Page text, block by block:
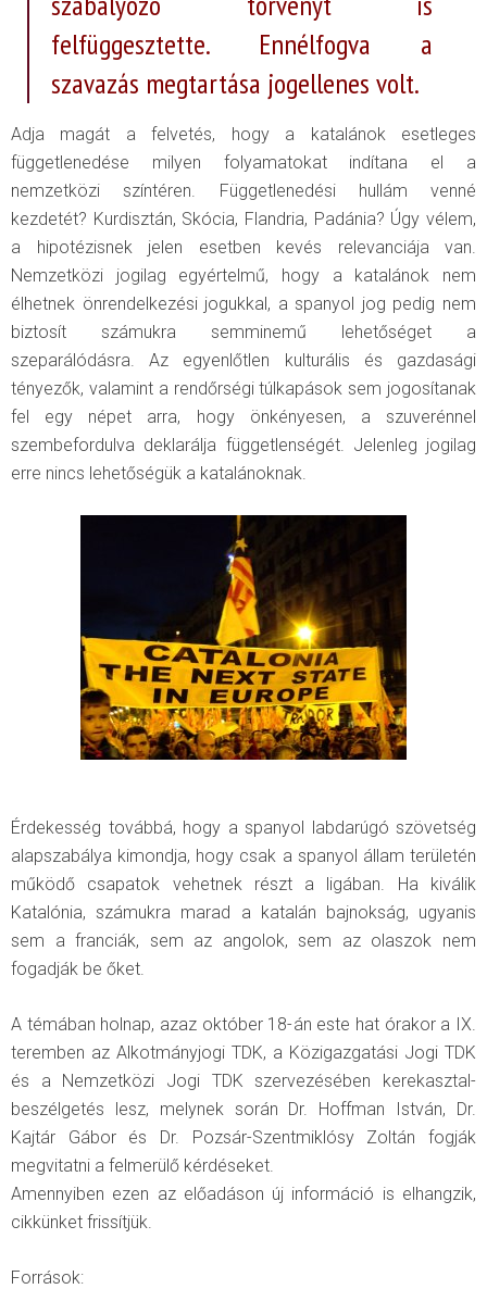
felfüggesztette. Ennélfogva a
szavazás megtartása jogellenes volt.
Adja magát a felvetés, hogy a katalánok esetleges
függetlenedése milyen folyamatokat indítana el a
nemzetközi színtéren. Függetlenedési hullám venné
kezdetét? Kurdisztán, Skócia, Flandria, Padánia? Úgy vélem,
a hipotézisnek jelen esetben kevés relevanciája van.
Nemzetközi jogilag egyértelmű, hogy a katalánok nem
élhetnek önrendelkezési jogukkal, a spanyol jog pedig nem
biztosít számukra semminemű lehetőséget a
szeparálódásra. Az egyenlőtlen kulturális és gazdasági
tényezők, valamint a rendőrségi túlkapások sem jogosítanak
fel egy népet arra, hogy önkényesen, a szuverénnel
szembefordulva deklarálja függetlenségét. Jelenleg jogilag
erre nincs lehetőségük a katalánoknak.
Érdekesség továbbá, hogy a spanyol labdarúgó szövetség
alapszabálya kimondja, hogy csak a spanyol állam területén
működő csapatok vehetnek részt a ligában. Ha kiválik
Katalónia, számukra marad a katalán bajnokság, ugyanis
sem a franciák, sem az angolok, sem az olaszok nem
fogadják be őket.
A témában holnap, azaz október 18-án este hat órakor a IX.
teremben az Alkotmányjogi TDK, a Közigazgatási Jogi TDK
és a Nemzetközi Jogi TDK szervezésében kerekasztal-
beszélgetés lesz, melynek során Dr. Hoffman István, Dr.
Kajtár Gábor és Dr. Pozsár-Szentmiklósy Zoltán fogják
megvitatni a felmerülő kérdéseket.
Amennyiben ezen az előadáson új információ is elhangzik,
cikkünket frissítjük.
Források: